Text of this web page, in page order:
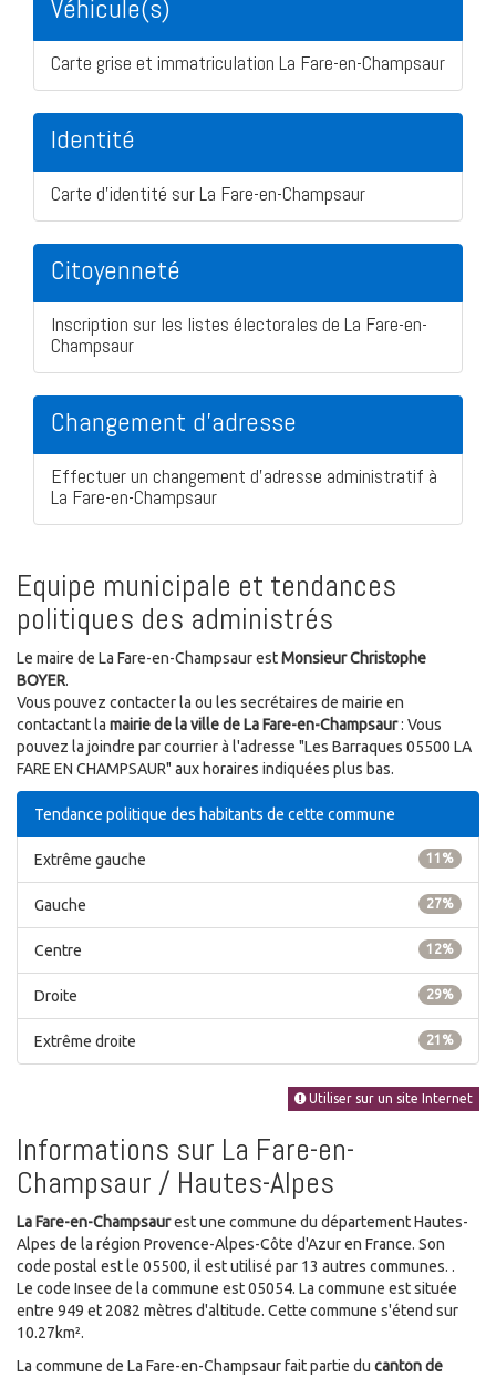
Véhicule(s)
Carte grise et immatriculation La Fare-en-Champsaur
Identité
Carte d'identité sur La Fare-en-Champsaur
Citoyenneté
Inscription sur les listes électorales de La Fare-en-
Champsaur
Changement d'adresse
Effectuer un changement d'adresse administratif à
La Fare-en-Champsaur
Equipe municipale et tendances
politiques des administrés
Le maire de La Fare-en-Champsaur estMonsieur Christophe
BOYER.
Vous pouvez contacter la ou les secrétaires de mairie en
contactant la mairie de la ville de La Fare-en-Champsaur: Vous
pouvez la joindre par courrier à l'adresse "Les Barraques 05500 LA
FARE EN CHAMPSAUR" aux horaires indiquées plus bas.
Tendance politique des habitants de cette commune
11%
Extrême gauche
27%
Gauche
12%
Centre
29%
Droite
21%
Extrême droite
Utiliser sur un site Internet
Informations sur La Fare-en-
Champsaur / Hautes-Alpes
La Fare-en-Champsaurest une commune du département Hautes-
Alpes de la région Provence-Alpes-Côte d'Azur en France. Son
code postal est le 05500, il est utilisé par 13 autres communes. .
Le code Insee de la commune est 05054. La commune est située
entre 949 et 2082 mètres d'altitude. Cette commune s'étend sur
10.27km².
La commune de La Fare-en-Champsaur fait partie du canton de